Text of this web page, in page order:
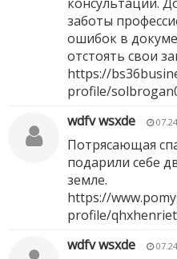
заботы
ошибок в
отстоять свои
https://
profile/
wdfv wsxde
Потрясающая
подарили себе
земле.
https://
profile/
wdfv wsxde